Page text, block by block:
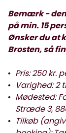
Bemærk -
på min. 15
Ønsker du at
Brosten, så
Pris: 250 kr.
Varighed: 2
Mødested:
Stræde 3,
Tilkøb